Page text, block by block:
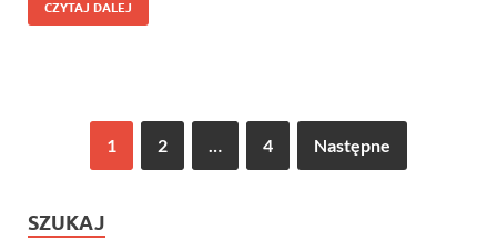
CZYTAJ DALEJ
1 2 4 Następne
SZUKAJ